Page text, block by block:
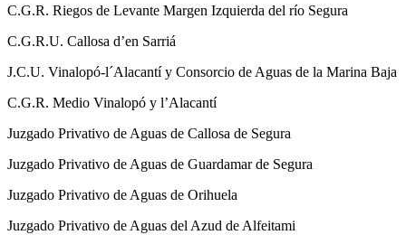
C.G.R. Riegos de Levante Margen Izquierda del río Segura
C.G.R.U. Callosa d’en Sarriá
J.C.U. Vinalopó-l´Alacantí y Consorcio de Aguas de la Marina Baja
C.G.R. Medio Vinalopó y l’Alacantí
Juzgado Privativo de Aguas de Callosa de Segura
Juzgado Privativo de Aguas de Guardamar de Segura
Juzgado Privativo de Aguas de Orihuela
Juzgado Privativo de Aguas del Azud de Alfeitami